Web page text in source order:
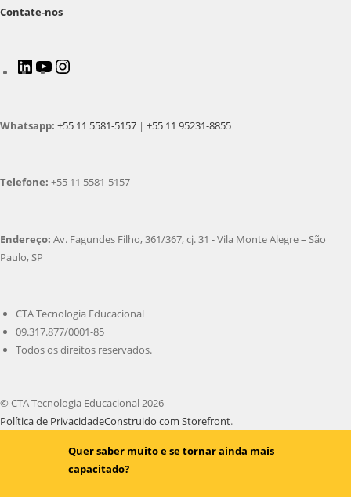
Contate-nos
LinkedInYoutube
Whatsapp: +55 11 5581-5157 | +55 11 95231-8855
Telefone: +55 11 5581-5157
Endereço: Av. Fagundes Filho, 361/367, cj. 31 - Vila Monte Alegre – São
Paulo, SP
CTA Tecnologia Educacional
09.317.877/0001-85
Todos os direitos reservados.
© CTA Tecnologia Educacional 2026
Política de PrivacidadeConstruido com Storefront.
Quer saber muito e se tornar ainda mais
capacitado?